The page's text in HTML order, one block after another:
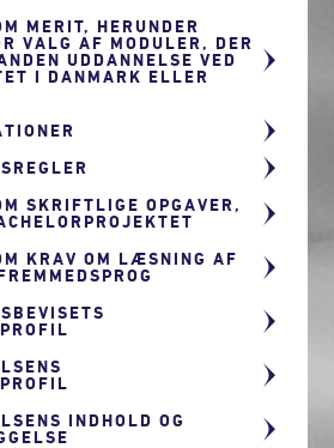
MERIT, HERUNDER
VALG AF MODULER, DER
UDDANNELSE VED
I DANMARK ELLER
SKRIFTLIGE OPGAVER,
KRAV OM LÆSNING AF
INDHOLD OG